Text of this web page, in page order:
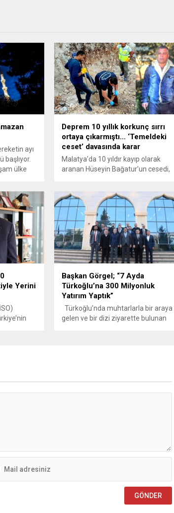
ayı
başlıyor.
ülke
Deprem 10 yıllık korkunç sırrı
ortaya çıkarmıştı… ‘Temeldeki
ceset’ davasında karar
Malatya’da 10 yıldır kayıp olarak
aranan Hüseyin Bağatur’un cesedi,
ilişkin görülen davada Ali Rıza
Türker ile Bağatur'un eski eşi Hediye
Geçen'e ağırlaştırılmış müebbet,
tutuksuz sanık Bayram Türker’e ise
4 yıl hapis cezası verildi. İşte
detaylar...
Yerini
Başkan Görgel; “7 Ayda
Türkoğlu’na 300 Milyonluk
Yatırım Yaptık”
Türkoğlu’nda muhtarlarla bir araya
gelen ve bir dizi ziyarette bulunan